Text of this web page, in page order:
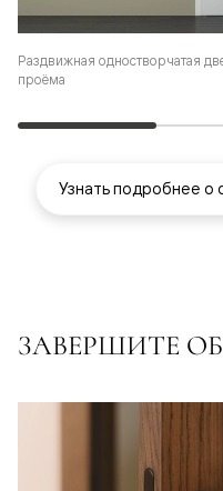
Раздвижная одностворчатая
проёма
Узнать подробнее о
ЗАВЕРШИТЕ